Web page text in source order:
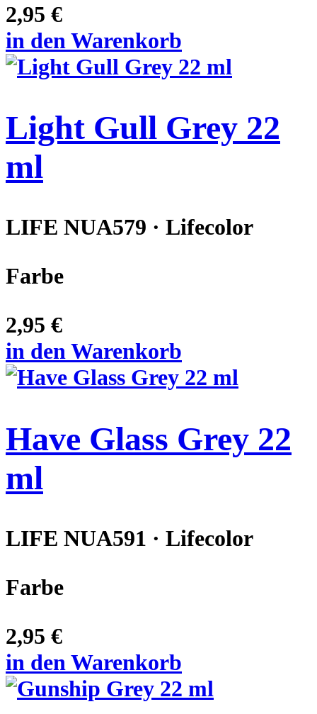
2,95 €
in den Warenkorb
Light Gull Grey 22
ml
LIFE NUA579 · Lifecolor
Farbe
2,95 €
in den Warenkorb
Have Glass Grey 22
ml
LIFE NUA591 · Lifecolor
Farbe
2,95 €
in den Warenkorb